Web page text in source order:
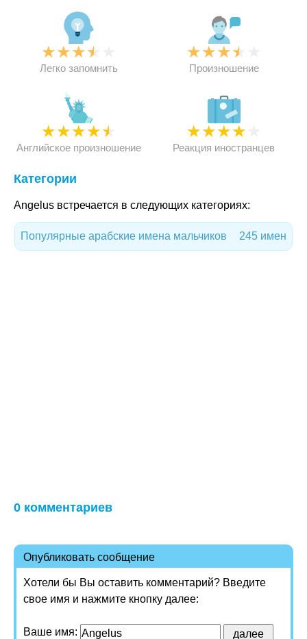
★★★★
Легко запомнить
★★★★
Произношение
★★★★★
Английское произношение
★★★★
Реакция иностранцев
Категории
Angelus встречается в следующих категориях:
Популярные арабские имена мальчиков 245 имен
0 комментариев
Опубликовать сообщение
Хотели бы Вы оставить комментарий? Введите
свое имя и нажмите кнопку далее:
Ваше имя: